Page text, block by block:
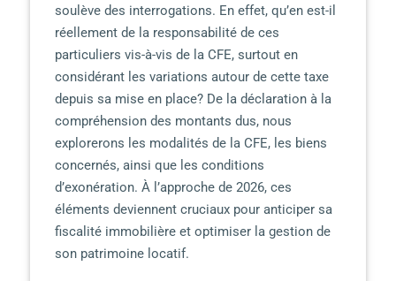
soulève des interrogations. En effet, qu’en est-il
réellement de la responsabilité de ces
particuliers vis-à-vis de la CFE, surtout en
considérant les variations autour de cette taxe
depuis sa mise en place? De la déclaration à la
compréhension des montants dus, nous
explorerons les modalités de la CFE, les biens
concernés, ainsi que les conditions
d’exonération. À l’approche de 2026, ces
éléments deviennent cruciaux pour anticiper sa
fiscalité immobilière et optimiser la gestion de
son patrimoine locatif.